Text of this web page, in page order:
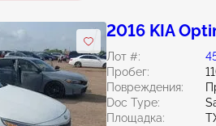
2016 KIA
Лот #:
Пробег:
Повреждения:
Doc Type:
Площадка: